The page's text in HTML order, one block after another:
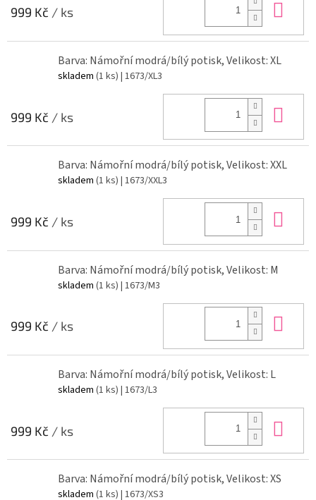
999 Kč / ks
Barva: Námořní modrá/bílý potisk, Velikost: XL
skladem (1 ks) | 1673/XL3
999 Kč / ks
Barva: Námořní modrá/bílý potisk, Velikost: XXL
skladem (1 ks) | 1673/XXL3
999 Kč / ks
Barva: Námořní modrá/bílý potisk, Velikost: M
skladem (1 ks) | 1673/M3
999 Kč / ks
Barva: Námořní modrá/bílý potisk, Velikost: L
skladem (1 ks) | 1673/L3
999 Kč / ks
Barva: Námořní modrá/bílý potisk, Velikost: XS
skladem (1 ks) | 1673/XS3